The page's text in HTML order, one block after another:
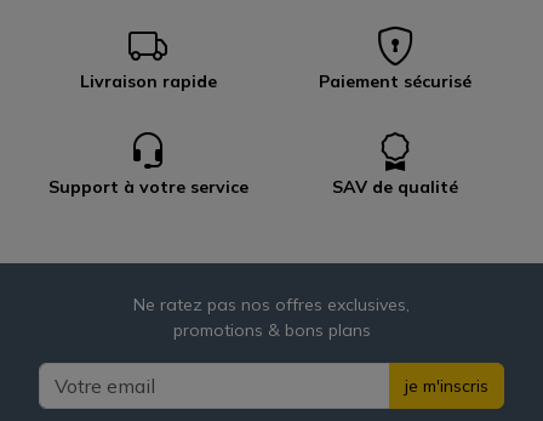
Livraison rapide Paiement sécurisé
Support à votre service SAV de qualité
Ne ratez pas nos offres exclusives,
promotions & bons plans
je m'inscris